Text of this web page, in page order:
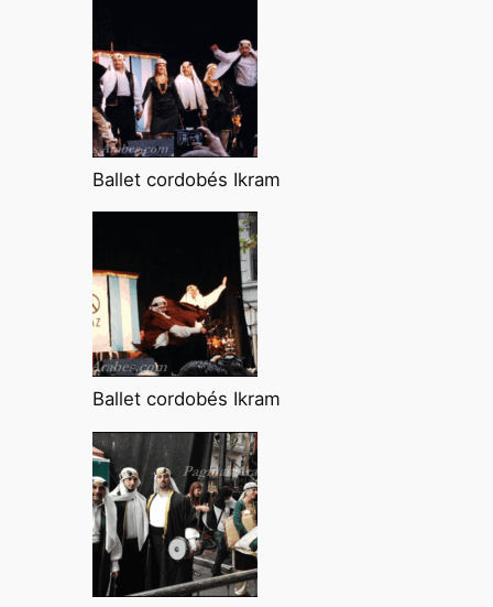
Ballet cordobés Ikram
Ballet cordobés Ikram